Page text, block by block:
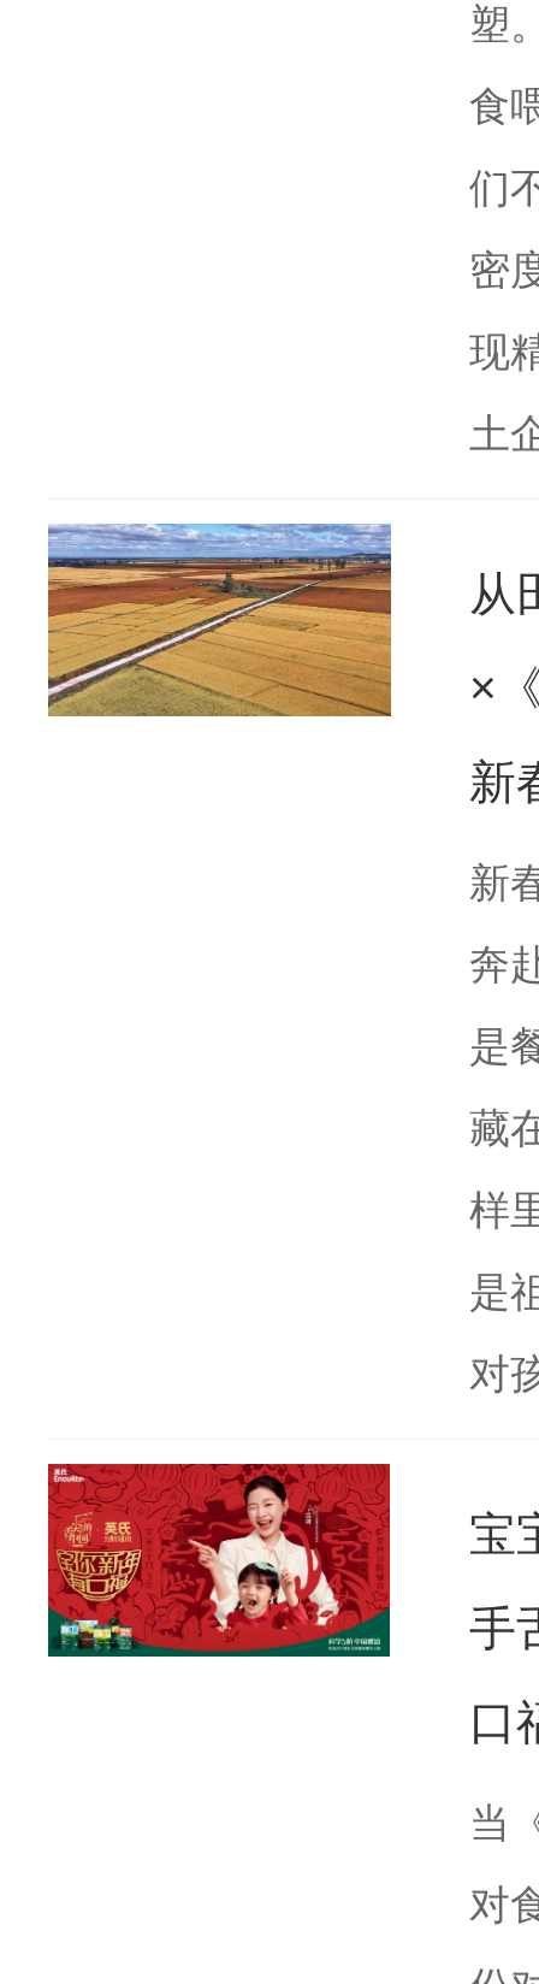
塑
食
们
密
现
土
从
×
新
新
奔
是
藏
样
是
对
宝
手
口
当
对